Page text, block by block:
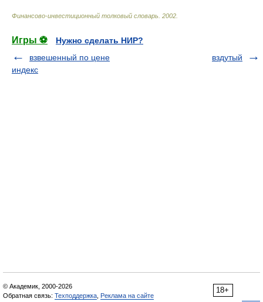
Финансово-инвестиционный толковый словарь 2002
Игры ⚽
Нужно сделать НИР?
взвешенный по цене
индекс
вздутый
18+
© Академик, 2000-2026
Обратная связь: Техподдержка Реклама на сайте